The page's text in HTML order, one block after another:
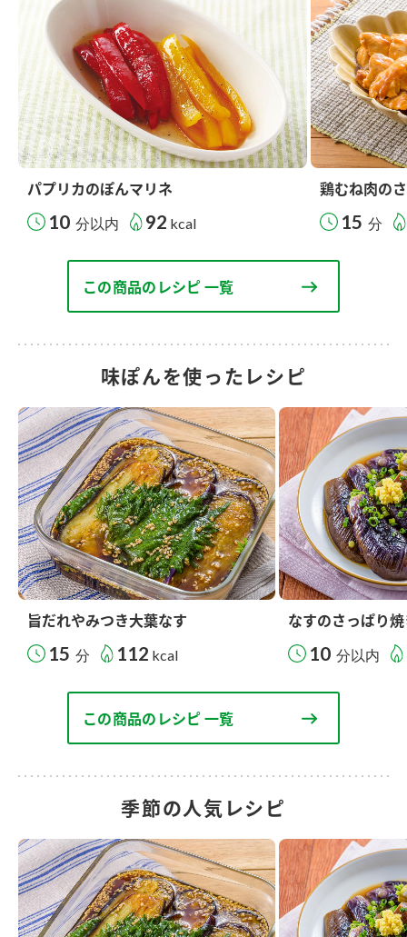
パプリカのぽんマリネ
10 分以内 92 kcal
鶏むね肉の
15 分
この商品のレシピ 一覧
味ぽんを使ったレシピ
旨だれやみつき大葉なす
15 分 112 kcal
なすのさっぱり
10 分以内
この商品のレシピ 一覧
季節の人気レシピ